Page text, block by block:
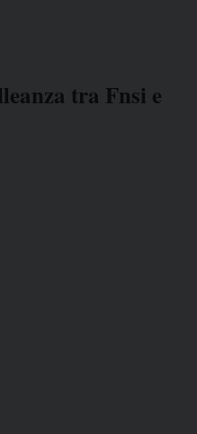
tra Fnsi e